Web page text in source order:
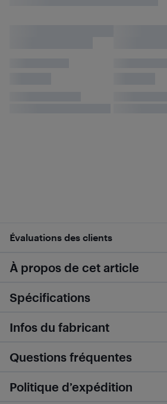
Évaluations des clients
À propos de cet article
Spécifications
Infos du fabricant
Questions fréquentes
Politique d’expédition